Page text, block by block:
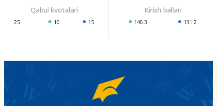
25 10 15 140.3 131.2